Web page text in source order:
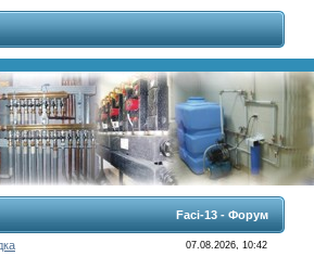
Faci-13 - Форум
07.08.2026, 10:42